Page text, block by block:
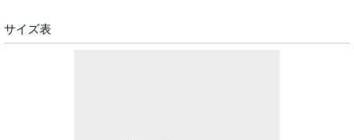
サイズ表